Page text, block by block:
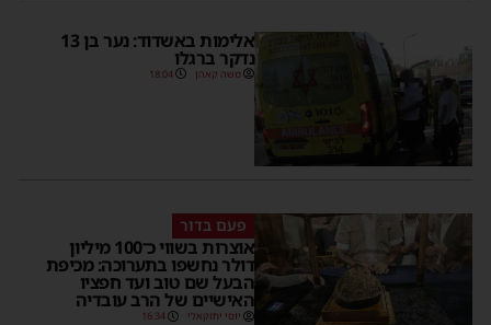
אלימות באשדוד: נער בן 13
נדקר ברגלו
משה קאהן 18:04
פעם בדור
אוצרות בשווי כ־100 מיליון
דולר נחשפו בתערוכה: מכיפת
הבעל שם טוב ועד חפציו
האישיים של הרב עובדיה
יוסי יחזקאלי 16:34